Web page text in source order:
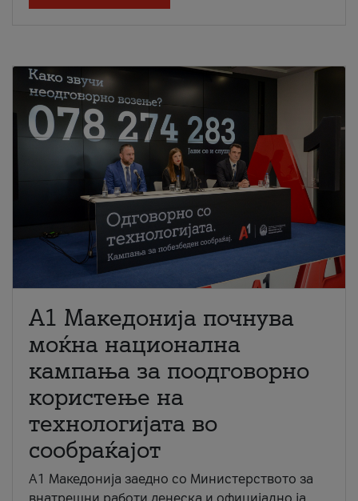
A1 Македонија почнува
моќна национална
кампања за поодговорно
користење на
технологијата во
сообраќајот
A1 Македонија заедно со Министерството за